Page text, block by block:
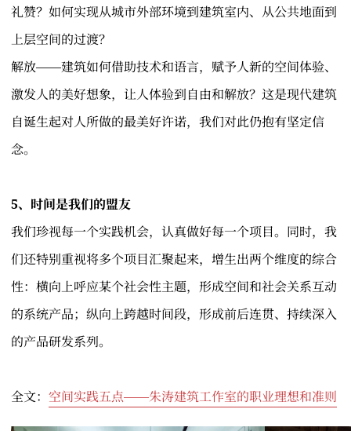
礼赞？如何实现从城市外部环境到建筑室内、从公共地面到
上层空间的过渡？
解放——建筑如何借助技术和语言，赋予人新的空间体验、
激发人的美好想象，让人体验到自由和解放？这是现代建筑
自诞生起对人所做的最美好许诺，我们对此仍抱有坚定信
念。
5、时间是我们的盟友
我们珍视每一个实践机会，认真做好每一个项目。同时，我
们还特别重视将多个项目汇聚起来，增生出两个维度的综合
性：横向上呼应某个社会性主题，形成空间和社会关系互动
的系统产品；纵向上跨越时间段，形成前后连贯、持续深入
的产品研发系列。
全文： 空间实践五点——朱涛建筑工作室的职业理想和准则